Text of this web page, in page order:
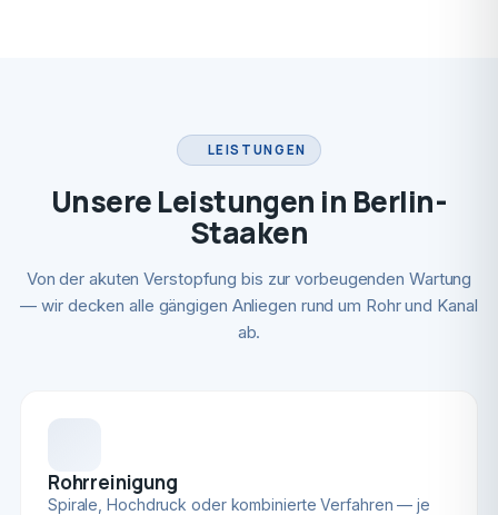
LEISTUNGEN
Unsere Leistungen in Berlin-
Staaken
Von der akuten Verstopfung bis zur vorbeugenden Wartung
— wir decken alle gängigen Anliegen rund um Rohr und Kanal
ab.
Rohrreinigung
Spirale, Hochdruck oder kombinierte Verfahren — je